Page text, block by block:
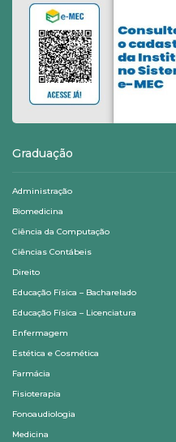
Graduação
Administração
Biomedicina
Ciência da Computação
Ciências Contábeis
Direito
Educação Física – Bacharelado
Educação Física – Licenciatura
Enfermagem
Estética e Cosmética
Farmácia
Fisioterapia
Fonoaudiologia
Medicina